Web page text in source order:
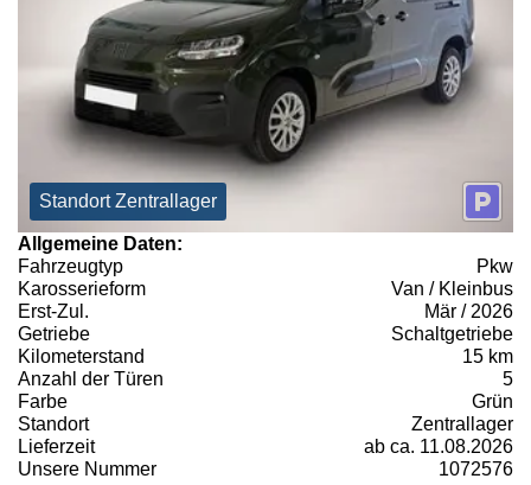
Standort Zentrallager
Allgemeine Daten:
Fahrzeugtyp
Pkw
Karosserieform
Van / Kleinbus
Erst-Zul.
Mär / 2026
Getriebe
Schaltgetriebe
Kilometerstand
15 km
Anzahl der Türen
5
Farbe
Grün
Standort
Zentrallager
Lieferzeit
ab ca. 11.08.2026
Unsere Nummer
1072576